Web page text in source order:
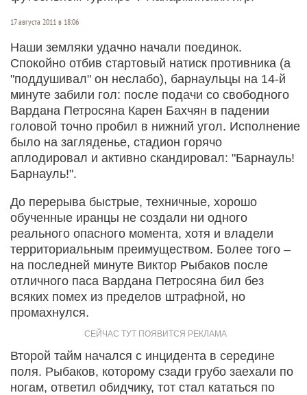
17 августа 2011 в 18:06
Наши земляки удачно начали поединок.
Спокойно отбив стартовый натиск противника (а
"поддушивал" он неслабо), барнаульцы на 14-й
минуте забили гол: после подачи со свободного
Вардана Петросяна Карен Бахчян в падении
головой точно пробил в нижний угол. Исполнение
было на загляденье, стадион горячо
аплодировал и активно скандировал: "Барнауль!
Барнауль!".
До перерыва быстрые, техничные, хорошо
обученные иранцы не создали ни одного
реального опасного момента, хотя и владели
территориальным преимуществом. Более того –
на последней минуте Виктор Рыбаков после
отличного паса Вардана Петросяна бил без
всяких помех из пределов штрафной, но
промахнулся.
Второй тайм начался с инцидента в середине
поля. Рыбаков, которому сзади грубо заехали по
ногам, ответил обидчику, тот стал кататься по